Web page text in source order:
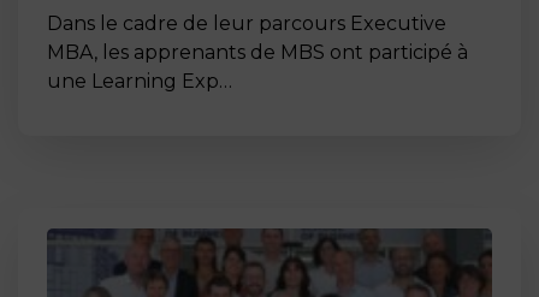
Dans le cadre de leur parcours Executive
MBA, les apprenants de MBS ont participé à
une Learning Exp…